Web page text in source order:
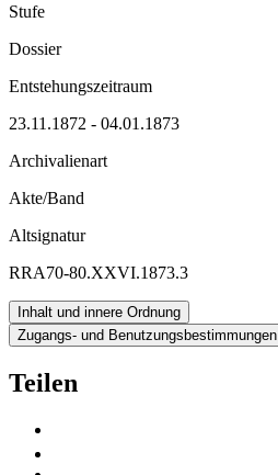
Stufe
Dossier
Entstehungszeitraum
23.11.1872 - 04.01.1873
Archivalienart
Akte/Band
Altsignatur
RRA70-80.XXVI.1873.3
Inhalt und innere Ordnung
Zugangs- und Benutzungsbestimmungen
Teilen